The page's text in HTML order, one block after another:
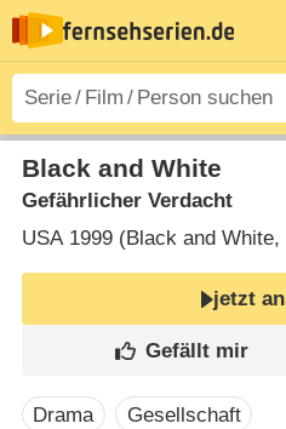
Black and White
Gefährlicher Verdacht
USA1999 (Black and White‎,
jetzt
Drama Gesellschaft